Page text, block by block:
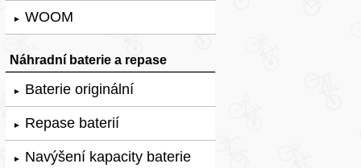
► WOOM
Náhradní baterie a repase
► Baterie originální
► Repase baterií
► Navýšení kapacity baterie